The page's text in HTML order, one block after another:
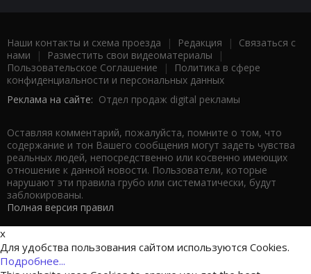
Наши контакты и схема проезда | Редакция | Связаться с
нами | Разместить свои видеоматериалы |
Пользовательское Соглашение |
Политика в сфере
конфиденциальности и персональных данных
Реклама на сайте: Отдел продаж digital рекламы
Оставляя комментарий, пожалуйста, помните о том, что
содержание и тон Вашего сообщения могут задеть чувства
реальных людей, непосредственно или косвенно имеющих
отношение к данной новости. Пользователи, которые
нарушают эти правила грубо или систематически, будут
заблокированы.
Полная версия правил
x
Для удобства пользования сайтом используются Cookies.
Подробнее...